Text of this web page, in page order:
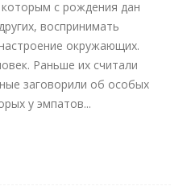
с рождения дан
воспринимать
окружающих.
Раньше их считали
заговорили об особых
у эмпатов...